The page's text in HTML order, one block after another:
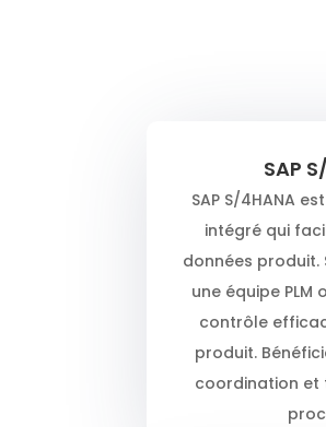
SAP
SAP S/4HANA
intégré qui
données produit.
une équipe
contrôle
produit.
coordination et